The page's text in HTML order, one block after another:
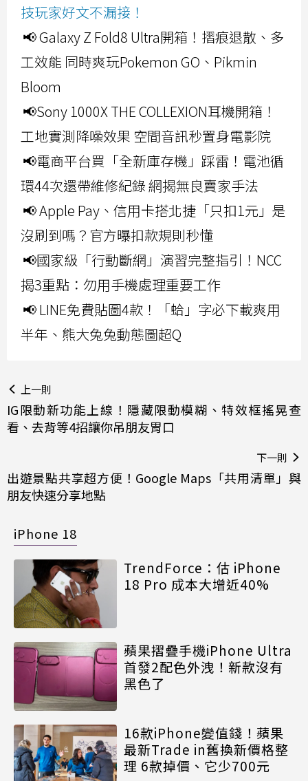
技玩家好文不漏接！
📢 Galaxy Z Fold8 Ultra開箱！摺痕退散、多
工效能 同時爽玩Pokemon GO、Pikmin
Bloom
📢Sony 1000X THE COLLEXION耳機開箱！
工地實測降噪效果 空間音訊秒置身電影院
📢電商平台買「全新庫存機」踩雷！電池循
環44次還帶維修紀錄 網揭無良賣家手法
📢 Apple Pay、信用卡搭北捷「只扣1元」是
沒刷到嗎？官方曝扣款規則秒懂
📢國家級「行動斷網」演習完整指引！NCC
揭3重點：勿用手機處理重要工作
📢 LINE免費貼圖4款！「蛤」字必下載爽用
半年、熊大兔兔動態圖超Q
上一則
IG限動新功能上線！隱藏限動模糊、特效框搖晃查
看、去背等4招讓你吊朋友胃口
下一則
出遊景點共享超方便！Google Maps「共用清單」與
朋友快速分享地點
iPhone 18
TrendForce：估 iPhone
18 Pro 成本大增近40%
蘋果摺疊手機iPhone Ultra
首發2配色外洩！新款沒有
黑色了
16款iPhone變值錢！蘋果
最新Trade in舊換新價格整
理 6款掉價、它少700元